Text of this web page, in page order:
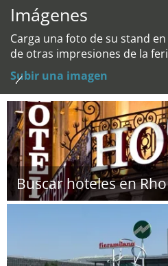
Imágenes
Carga una foto de su stand
de otras impresiones de la
Subir una imagen
Buscar hoteles en Rho